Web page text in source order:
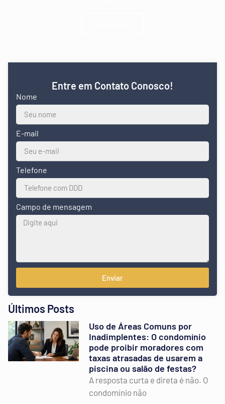
Entre em Contato Conosco!
Nome
E-mail
Telefone
Campo de mensagem
Enviar
Últimos Posts
Uso de Áreas Comuns por
Inadimplentes: O condomínio
pode proibir moradores com
taxas atrasadas de usarem a
piscina ou salão de festas?
A resposta curta e direta é não. O
condomínio não